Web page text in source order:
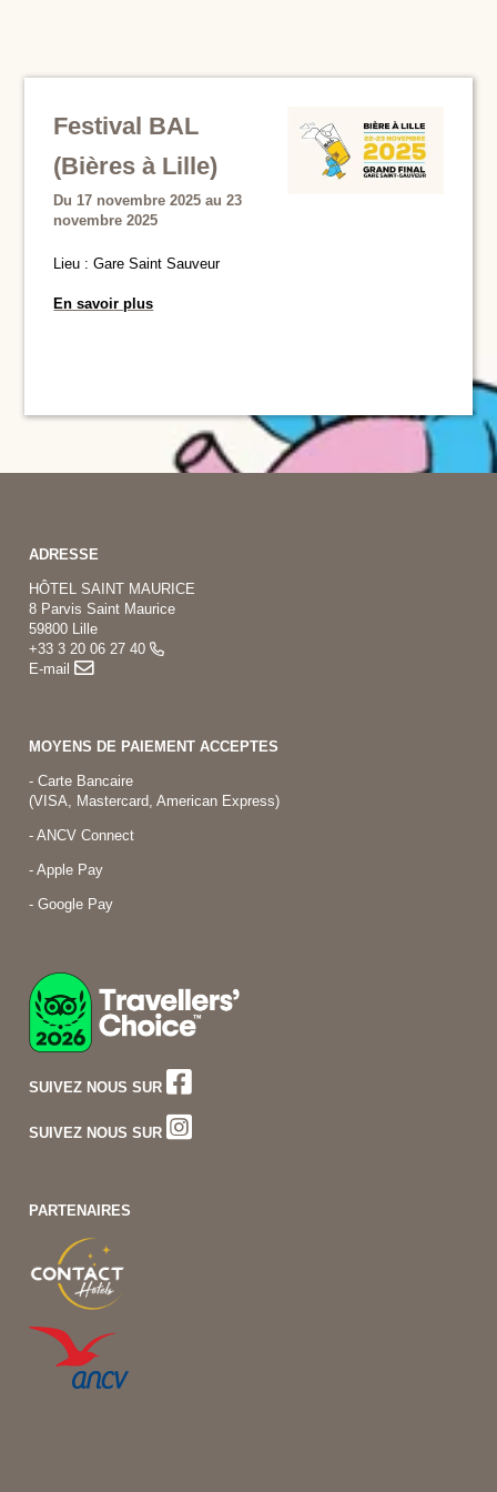
Festival BAL
(Bières à Lille)
Du 17 novembre 2025 au 23
novembre 2025
Lieu : Gare Saint Sauveur
En savoir plus
ADRESSE
HÔTEL SAINT MAURICE
8 Parvis Saint Maurice
59800 Lille
+33 3 20 06 27 40
E-mail
MOYENS DE PAIEMENT ACCEPTES
- Carte Bancaire
(VISA, Mastercard, American Express)
- ANCV Connect
- Apple Pay
- Google Pay
SUIVEZ NOUS SUR
SUIVEZ NOUS SUR
PARTENAIRES